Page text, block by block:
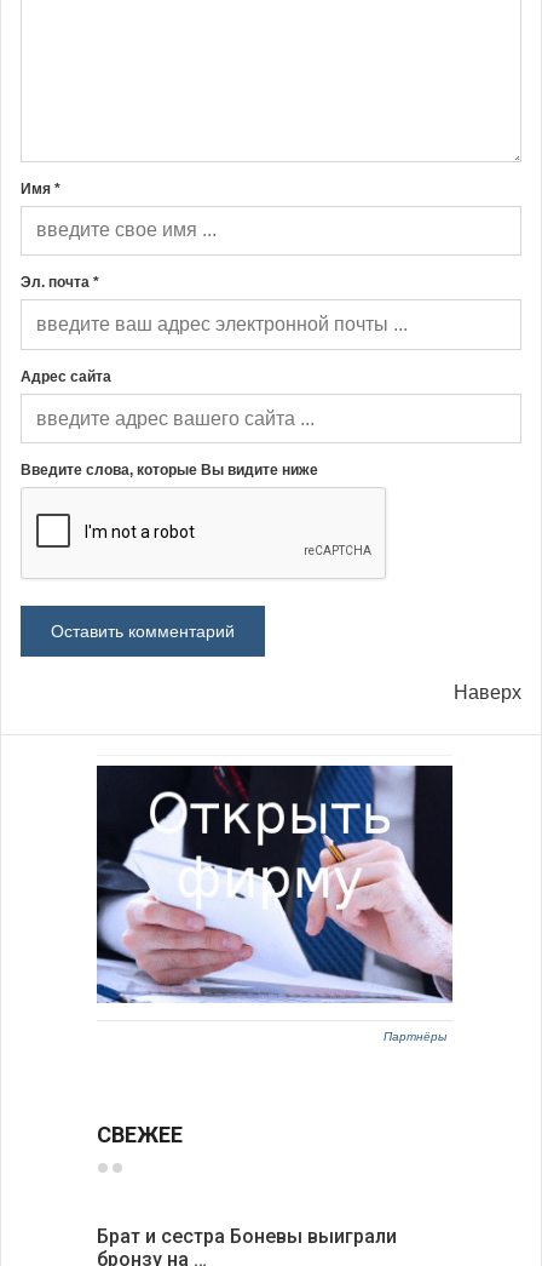
Имя *
Эл. почта *
Адрес сайта
Введите слова, которые Вы видите ниже
Наверх
Партнёры
СВЕЖЕЕ
Брат и сестра Боневы выиграли
бронзу на …